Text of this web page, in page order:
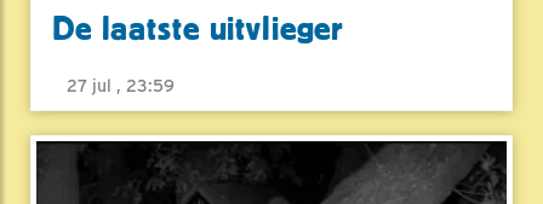
De laatste uitvlieger
27 jul , 23:59